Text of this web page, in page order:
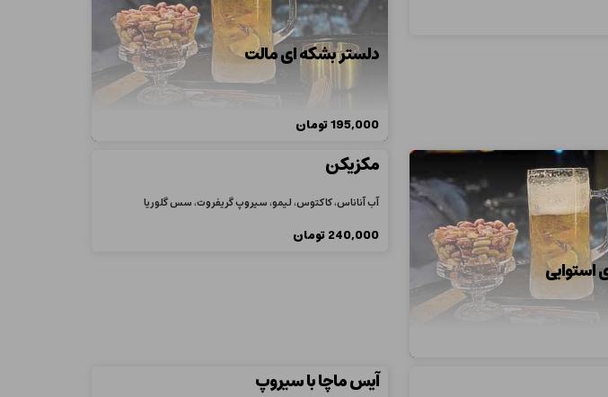
دلستر بشکه ای مالت
195,000تومان
استوایی
مکزیکن
آب آناناس، کاکتوس، لیمو، سیروپ گریفروت، سس گلوریا
240,000تومان
آیس ماچا با سیروپ